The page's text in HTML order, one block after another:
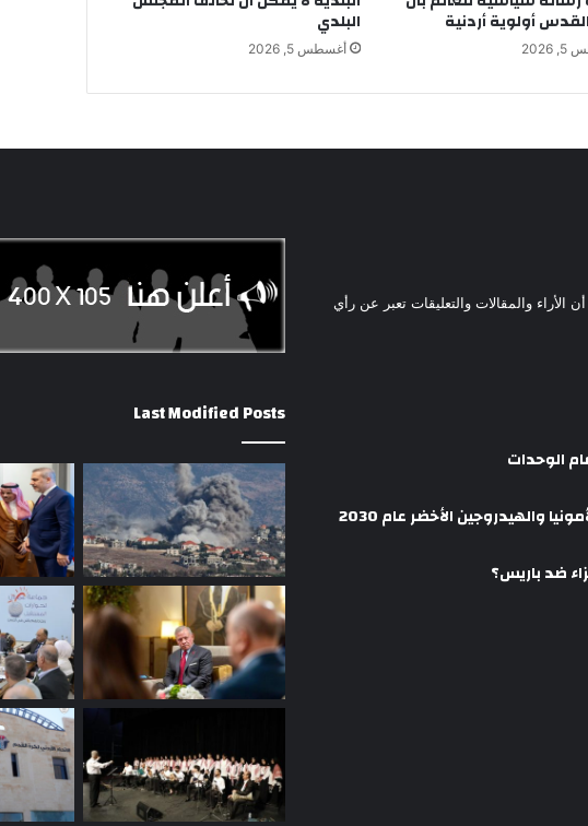
أولوية أردنية البلدي
أغسطس 5, 2026
والمقالات والتعليقات تعبر عن رأي
الوحدات
والهيدروجين الأخضر عام 2030
ضد باريس؟
Last Modified Posts